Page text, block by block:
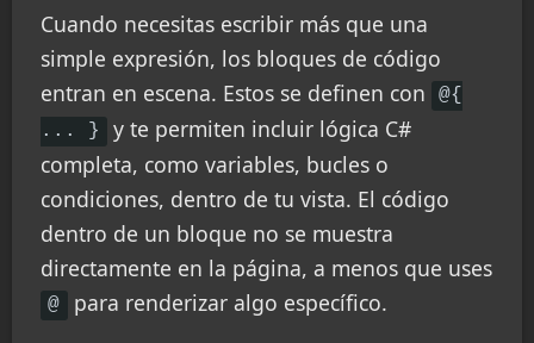
Cuando necesitas escribir más que una
simple expresión, los bloques de código
entran en escena. Estos se definen con
@{
... }
y te permiten incluir lógica C#
completa, como variables, bucles o
condiciones, dentro de tu vista. El código
dentro de un bloque no se muestra
directamente en la página, a menos que uses
@ para renderizar algo específico.